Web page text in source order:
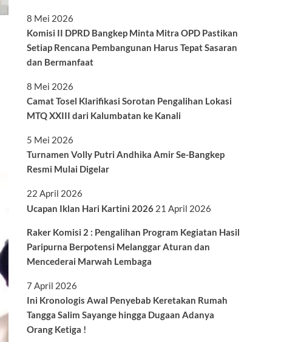
8 Mei 2026
Komisi II DPRD Bangkep Minta Mitra OPD Pastikan
Setiap Rencana Pembangunan Harus Tepat Sasaran
dan Bermanfaat
8 Mei 2026
Camat Tosel Klarifikasi Sorotan Pengalihan Lokasi
MTQ XXIII dari Kalumbatan ke Kanali
5 Mei 2026
Turnamen Volly Putri Andhika Amir Se-Bangkep
Resmi Mulai Digelar
22 April 2026
Ucapan Iklan Hari Kartini 2026 21 April 2026
Raker Komisi 2 : Pengalihan Program Kegiatan Hasil
Paripurna Berpotensi Melanggar Aturan dan
Mencederai Marwah Lembaga
7 April 2026
Ini Kronologis Awal Penyebab Keretakan Rumah
Tangga Salim Sayange hingga Dugaan Adanya
Orang Ketiga !